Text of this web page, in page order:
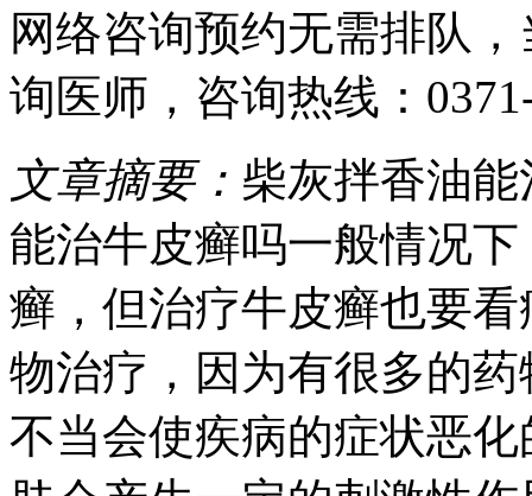
网络咨询预约无需排队
询医师 ，咨询热线：
文章摘要： 柴灰拌香油
能治牛皮癣吗一般情况
癣，但治疗牛皮癣也要
物治疗，因为有很多的
不当会使疾病的症状恶